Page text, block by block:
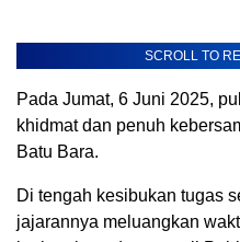
SCROLL TO
Pada Jumat, 6 Juni 2025,
khidmat dan penuh
Batu Bara.
Di tengah kesibukan tugas
jajarannya meluangkan